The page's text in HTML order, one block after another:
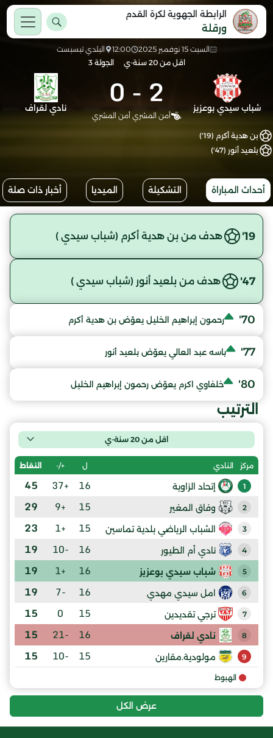
الرابطة الجهوية لكرة القدم
ورقلة
السبت 15 نوفمبر 2025 12:00
البلدي تبسبست
اقل من 20 سنة-ي
الجولة 3
شباب سيدي بوعزيز 2
-
0
أمن المشري أمن المشري
نادي لقراف
بن هدية أكرم (19')
بلعيد أنور (47')
أحداث المباراة التشكيلة الميديا أخبار ذات صلة
19' هدف من بن هدية أكرم (شباب سيدي )
47' هدف من بلعيد أنور (شباب سيدي )
70' رحمون إبراهيم الخليل يعوّض بن هدية أكرم
77' باسه عبد العالي يعوّض بلعيد أنور
80' خلفاوي اكرم يعوّض رحمون إبراهيم الخليل
الترتيب
اقل من 20 سنة-ي
مركز النادي ل +/- النقاط
1 إتحاد الزاوية 16
+37
45
2 وفاق المغير 15
+9
29
3 الشباب الرياضي بلدية تماسين 15
+1
23
4 نادي أم الطيور 16
-10
19
5 شباب سيدي بوعزيز 16
+1
19
6 امل سيدي مهدي 16
-7
19
7 ترجي تقديدين 15
0
15
8 نادي لقراف 16
-21
15
9 مولودية.مقارين 15
-10
15
الهبوط
عرض الكل